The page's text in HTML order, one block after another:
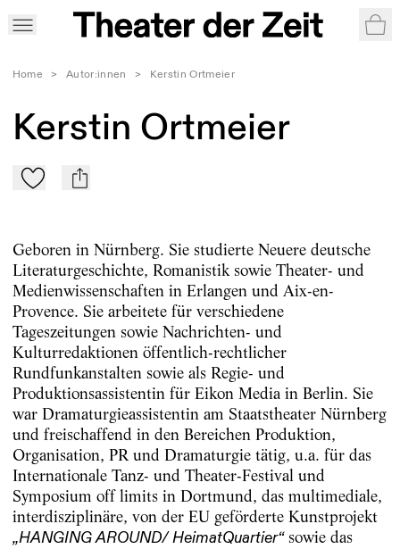
Home > Autor:innen > Kerstin Ortmeier
Kerstin Ortmeier
Zu Mein-TdZ hinzufügen
mail
Geboren in Nürnberg. Sie studierte Neuere deutsche
Literaturgeschichte, Romanistik sowie Theater- und
Medienwissenschaften in Erlangen und Aix-en-
Provence. Sie arbeitete für verschiedene
Tageszeitungen sowie Nachrichten- und
Kulturredaktionen öffentlich-rechtlicher
Rundfunkanstalten sowie als Regie- und
Produktionsassistentin für Eikon Media in Berlin. Sie
war Dramaturgieassistentin am Staatstheater Nürnberg
und freischaffend in den Bereichen Produktion,
Organisation, PR und Dramaturgie tätig, u.a. für das
Internationale Tanz- und Theater-Festival und
Symposium off limits in Dortmund, das multimediale,
interdisziplinäre, von der EU geförderte Kunstprojekt
„HANGING AROUND/ HeimatQuartier“sowie das